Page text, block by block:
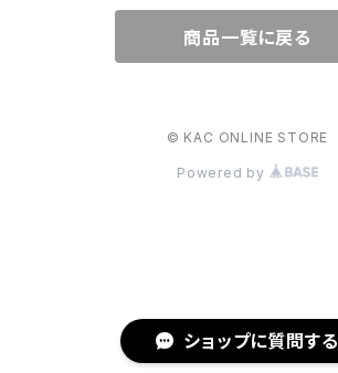
ショップに質問する
商品一覧に戻る
© KAC ONLINE STORE
Powered by